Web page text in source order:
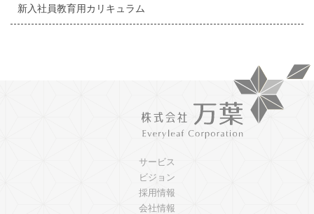
新入社員教育用カリキュラム
サービス
ビジョン
採用情報
会社情報